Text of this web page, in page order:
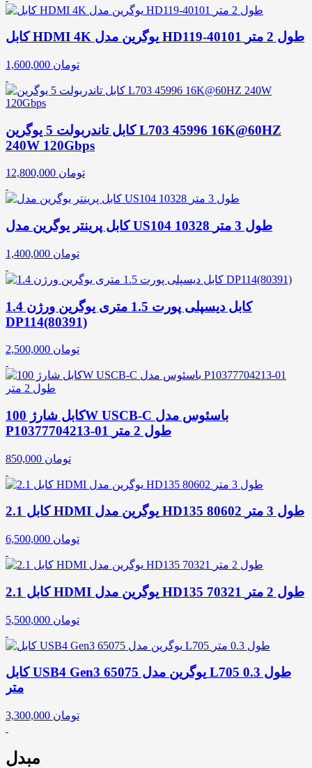
کابل HDMI 4K یوگرین مدل HD119-40101 طول 2 متر
1,600,000 تومان
کابل تاندربولت 5 یوگرین L703 45996 16K@60HZ
240W 120Gbps
12,800,000 تومان
کابل پرینتر یوگرین مدل US104 10328 طول 3 متر
1,400,000 تومان
کابل دیسپلی پورت 1.5 متری یوگرین ورژن 1.4
DP114(80391)
2,500,000 تومان
کابل شارژ 100W USCB-C باسئوس مدل
P10377704213-01 طول 2 متر
850,000 تومان
کابل 2.1 HDMI یوگرین مدل HD135 80602 طول 3 متر
6,500,000 تومان
کابل 2.1 HDMI یوگرین مدل HD135 70321 طول 2 متر
5,500,000 تومان
کابل USB4 Gen3 یوگرین مدل 65075 L705 طول 0.3
متر
3,300,000 تومان
مبدل